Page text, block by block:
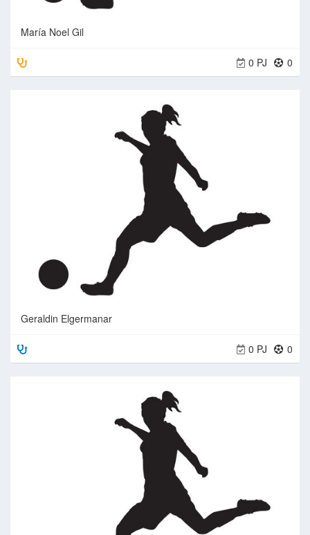
María Noel Gil
0
0 PJ
Geraldin Elgermanar
0
0 PJ